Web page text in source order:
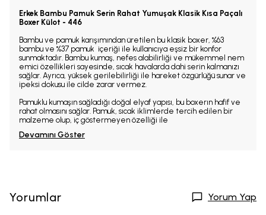
Erkek Bambu Pamuk Serin Rahat Yumuşak Klasik Kısa Paçalı
Boxer Külot - 446
Bambu ve pamuk karışımından üretilen bu klasik boxer, %63
bambu ve %37 pamuk içeriği ile kullanıcıya eşsiz bir konfor
sunmaktadır. Bambu kumaş, nefes alabilirliği ve mükemmel nem
emici özellikleri sayesinde, sıcak havalarda dahi serin kalmanızı
sağlar. Ayrıca, yüksek gerilebilirliği ile hareket özgürlüğü sunar ve
ipeksi dokusu ile cilde zarar vermez.
Pamuklu kumaşın sağladığı doğal elyaf yapısı, bu boxerın hafif ve
rahat olmasını sağlar. Pamuk, sıcak iklimlerde tercih edilen bir
malzeme olup, iç göstermeyen özelliği ile
Devamını Göster
Yorumlar Yorum Yap